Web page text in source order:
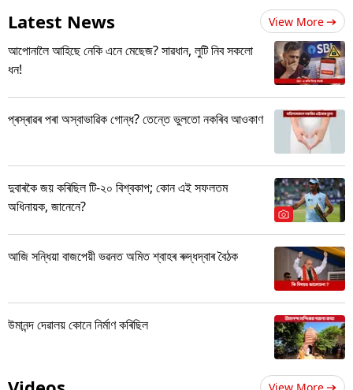
Latest News View More
আপোনালৈ আহিছে নেকি এনে মেছেজ? সাৱধান, লুটি নিব সকলো
ধন!
প্ৰস্ৰাৱৰ পৰা অস্বাভাৱিক গোন্ধ? তেন্তে ভুলতো নকৰিব আওকাণ
দুবাৰকৈ জয় কৰিছিল টি-২০ বিশ্বকাপ; কোন এই সফলতম
অধিনায়ক, জানেনে?
আজি সন্ধিয়া বাজপেয়ী ভৱনত অমিত শ্বাহৰ ৰুদ্ধদ্বাৰ বৈঠক
উমানন্দ দেৱালয় কোনে নিৰ্মাণ কৰিছিল